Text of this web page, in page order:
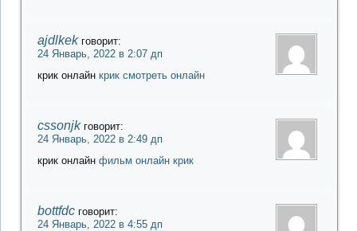
ajdlkek говорит:
24 Январь, 2022 в 2:07 дп
крик онлайнкрик смотреть онлайн
cssonjk говорит:
24 Январь, 2022 в 2:49 дп
крик онлайнфильм онлайн крик
bottfdc говорит:
24 Январь, 2022 в 4:55 дп